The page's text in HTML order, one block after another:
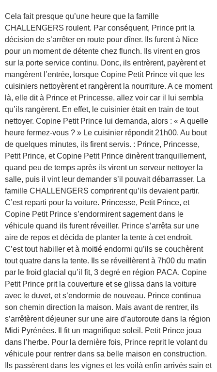
Cela fait presque qu’une heure que la famille
CHALLENGERS roulent. Par conséquent, Prince prit la
décision de s’arrêter en route pour dîner. Ils furent à Nice
pour un moment de détente chez flunch. Ils virent en gros
sur la porte service continu. Donc, ils entrèrent, payèrent et
mangèrent l’entrée, lorsque Copine Petit Prince vit que les
cuisiniers nettoyèrent et rangèrent la nourriture. A ce moment
là, elle dit à Prince et Princesse, allez voir car il lui sembla
qu’ils rangèrent. En effet, le cuisinier était en train de tout
nettoyer. Copine Petit Prince lui demanda, alors : « A quelle
heure fermez-vous ? » Le cuisinier répondit 21h00. Au bout
de quelques minutes, ils firent servis. : Prince, Princesse,
Petit Prince, et Copine Petit Prince dinèrent tranquillement,
quand peu de temps après ils virent un serveur nettoyer la
salle, puis il vint leur demander s’il pouvait débarrasser. La
famille CHALLENGERS comprirent qu’ils devaient partir.
C’est reparti pour la voiture. Princesse, Petit Prince, et
Copine Petit Prince s’endormirent sagement dans le
véhicule quand ils furent réveiller. Prince s’arrêta sur une
aire de repos et décida de planter la tente à cet endroit.
C’est tout habiller et à moitié endormi qu’ils se couchèrent
tout quatre dans la tente. Ils se réveillèrent à 7h00 du matin
par le froid glacial qu’il fit, 3 degré en région PACA. Copine
Petit Prince prit la couverture et se glissa dans la voiture
avec le duvet, et s’endormie de nouveau. Prince continua
son chemin direction la maison. Mais avant de rentrer, ils
s’arrêtèrent déjeuner sur une aire d’autoroute dans la région
Midi Pyrénées. Il fit un magnifique soleil. Petit Prince joua
dans l’herbe. Pour la dernière fois, Prince reprit le volant du
véhicule pour rentrer dans sa belle maison en construction.
Ils passèrent dans les vignes et les voilà enfin arrivés sain et